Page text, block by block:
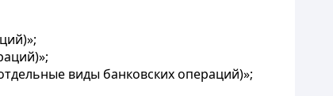
виды банковских операций)»;